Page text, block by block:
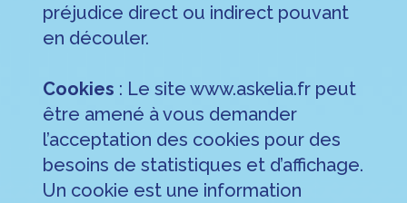
préjudice direct ou indirect pouvant
en découler.
Cookies : Le site www.askelia.fr peut
être amené à vous demander
l’acceptation des cookies pour des
besoins de statistiques et d’affichage.
Un cookie est une information